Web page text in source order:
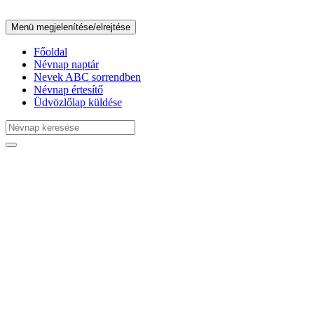
Menü megjelenítése/elrejtése
Főoldal
Névnap naptár
Nevek ABC sorrendben
Névnap értesítő
Üdvözlőlap küldése